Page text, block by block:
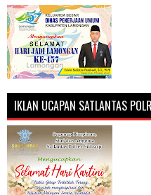
IKLAN UCAPAN SATLANTAS